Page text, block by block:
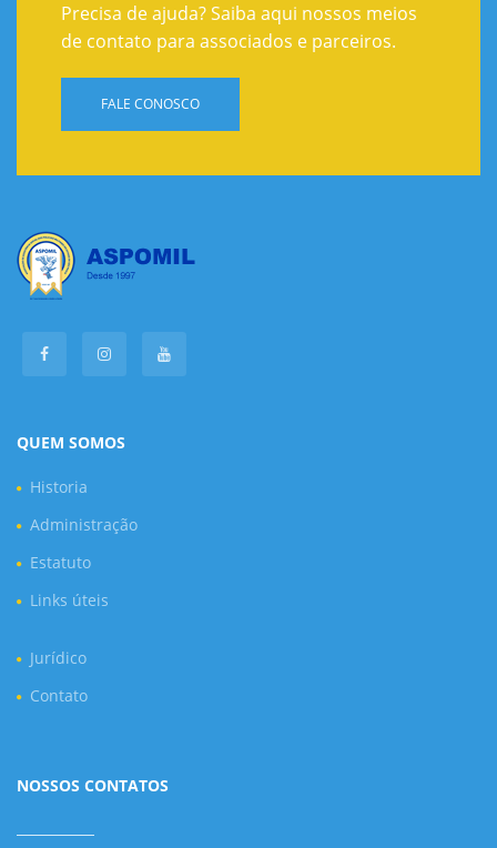
Precisa de ajuda? Saiba aqui nossos meios
de contato para associados e parceiros.
FALE CONOSCO
QUEM SOMOS
Historia
Administração
Estatuto
Links úteis
Jurídico
Contato
NOSSOS CONTATOS